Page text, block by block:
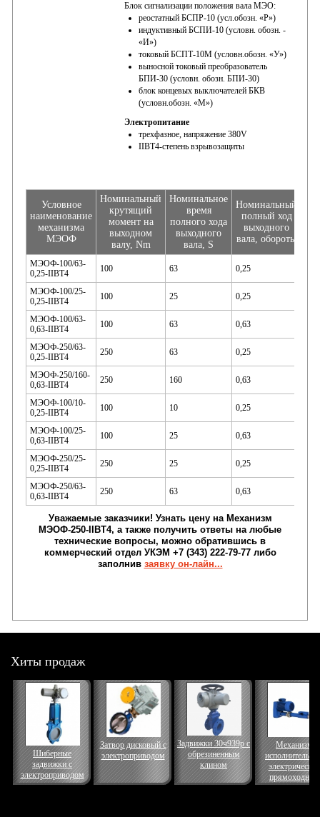
Блок сигнализации положения вала МЭО:
реостатный БСПР-10 (усл.обозн. «Р»)
индуктивный БСПИ-10 (условн. обозн. -
«И»)
токовый БСПТ-10М (условн.обозн. «У»)
выносной токовый преобразователь
БПИ-30 (условн. обозн. БПИ-30)
блок концевых выключателей БКВ
(условн.обозн. «М»)
Электропитание
трехфазное, напряжение 380V
IIВТ4-степень взрывозащиты
Условное
наименование
механизма
МЭОФ
Номинальный
крутящий
момент на
выходном
валу, Nm
Номинальное
время
полного хода
выходного
вала, S
Номинальный
полный ход
выходного
вала, обороты
МЭОФ-100/63-
0,25-IIBT4
100 63 0,25
МЭОФ-100/25-
0,25-IIBT4
100 25 0,25
МЭОФ-100/63-
0,63-IIBT4
100 63 0,63
МЭОФ-250/63-
0,25-IIBT4
250 63 0,25
МЭОФ-250/160-
0,63-IIBT4
250 160 0,63
МЭОФ-100/10-
0,25-IIBT4
100 10 0,25
МЭОФ-100/25-
0,63-IIBT4
100 25 0,63
МЭОФ-250/25-
0,25-IIBT4
250 25 0,25
МЭОФ-250/63-
0,63-IIBT4
250 63 0,63
Уважаемые заказчики! Узнать цену на Механизм
МЭОФ-250-IIBT4, а также получить ответы на любые
технические вопросы, можно обратившись в
коммерческий отдел УКЭМ +7 (343) 222-79-77 либо
заполнив заявку он-лайн...
Хиты продаж
Шиберные
задвижки с
электроприводом
Затвор дисковый с
электроприводом
Задвижки 30ч939р с
обрезиненным
клином
Механизм
электрический
прямоходный